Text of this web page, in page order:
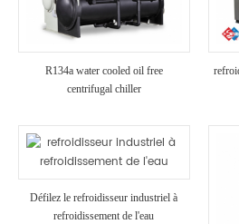
R134a water cooled oil free
centrifugal chiller
Défilez le refroidisseur industriel à
refroidissement de l'eau